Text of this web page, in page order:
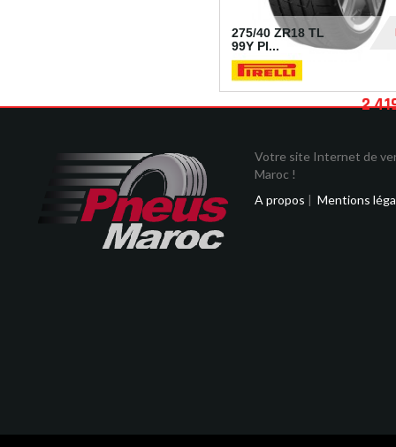
275/40 ZR18 TL
99Y PI...
2
Votre site Internet de
Maroc !
A propos | Mentions